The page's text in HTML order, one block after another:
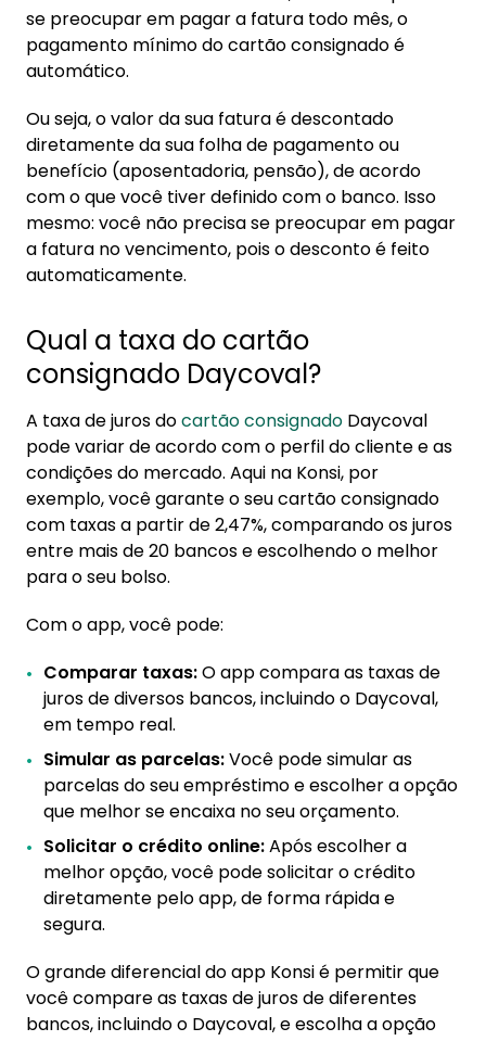
se preocupar em pagar a fatura todo mês, o
pagamento mínimo do cartão consignado é
automático.
Ou seja, o valor da sua fatura é descontado
diretamente da sua folha de pagamento ou
benefício (aposentadoria, pensão), de acordo
com o que você tiver definido com o banco. Isso
mesmo: você não precisa se preocupar em pagar
a fatura no vencimento, pois o desconto é feito
automaticamente.
Qual a taxa do cartão
consignado Daycoval?
A taxa de juros docartão consignado Daycoval
pode variar de acordo com o perfil do cliente e as
condições do mercado. Aqui na Konsi, por
exemplo, você garante o seu cartão consignado
com taxas a partir de 2,47%, comparando os juros
entre mais de 20 bancos e escolhendo o melhor
para o seu bolso.
Com o app, você pode:
Comparar taxas:O app compara as taxas de
juros de diversos bancos, incluindo o Daycoval,
em tempo real.
Simular as parcelas:Você pode simular as
parcelas do seu empréstimo e escolher a opção
que melhor se encaixa no seu orçamento.
Solicitar o crédito online:Após escolher a
melhor opção, você pode solicitar o crédito
diretamente pelo app, de forma rápida e
segura.
O grande diferencial do app Konsi é permitir que
você compare as taxas de juros de diferentes
bancos, incluindo o Daycoval, e escolha a opção